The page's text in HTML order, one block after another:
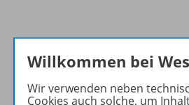
Mengenrabatt
Willkommen bei
Wir verwenden neben
Cookies auch solche, um